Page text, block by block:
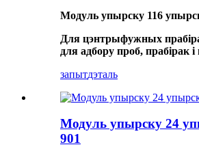
Модуль упырску 116
Для цэнтрыфужных
для адбору проб, прабірак і
запытдэталь
Модуль упырску 24
901